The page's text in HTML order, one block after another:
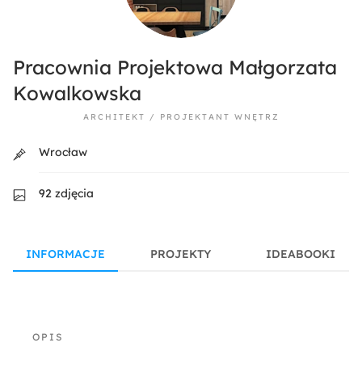
Pracownia Projektowa Małgorzata
Kowalkowska
ARCHITEKT / PROJEKTANT WNĘTRZ
Wrocław
92 zdjęcia
INFORMACJE PROJEKTY IDEABOOKI